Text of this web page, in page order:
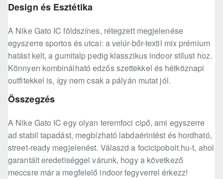
Design és Esztétika
A Nike Gato IC földszínes, rétegzett megjelenése
egyszerre sportos és utcai: a velúr-bőr-textil mix prémium
hatást kelt, a gumitalp pedig klasszikus indoor stílust hoz.
Könnyen kombinálható edzős szettekkel és hétköznapi
outfitekkel is, így nem csak a pályán mutat jól.
Összegzés
A Nike Gato IC egy olyan teremfoci cipő, ami egyszerre
ad stabil tapadást, megbízható labdaérintést és hordható,
street-ready megjelenést. Válaszd a focicipobolt.hu-t, ahol
garantált eredetiséggel várunk, hogy a következő
meccsre már a megfelelő indoor fegyverrel érkezz!